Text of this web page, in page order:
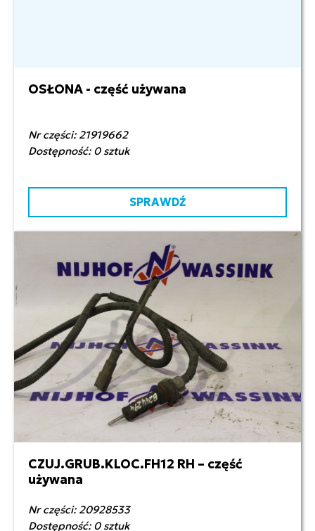
200,00 zł netto
OSŁONA - część używana
Nr części: 21919662
Dostępność: 0 sztuk
SPRAWDŹ
120,00 zł netto
CZUJ.GRUB.KLOC.FH12 RH – część
używana
Nr części: 20928533
Dostępność: 0 sztuk